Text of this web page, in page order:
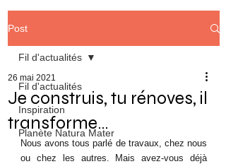
Post
Fil d'actualités
Inspiration
Planète Natura Mater
Fil d'actualités
Je construis, tu rénoves, il
transforme…
26 mai 2021
Nous avons tous parlé de travaux, chez nous
ou chez les autres. Mais avez-vous déjà